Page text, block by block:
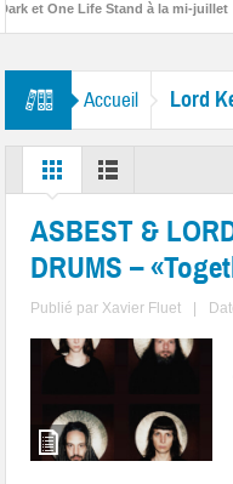
et One Life Stand à la mi-juillet
Accueil Lord
ASBEST &
DRUMS –
Publié par Xavier Fluet